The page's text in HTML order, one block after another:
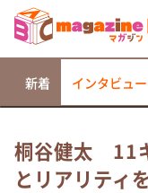
なるみ・岡村の
新着 インタビュー
桐谷健太 11
とリアリティ